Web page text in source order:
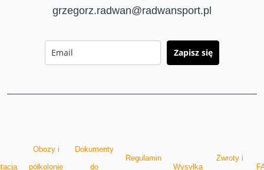
grzegorz.radwan@radwansport.pl
Zapisz się
Obozy i
półkolonie
Dokumenty
do
Regulamin
Wysyłka
Zwroty i